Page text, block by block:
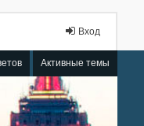
Вход
Активные темы